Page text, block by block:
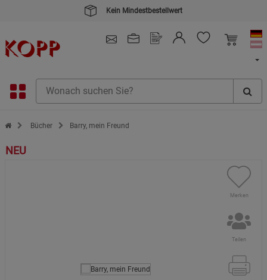
Kein Mindestbestellwert
Zur Startseite des Kopp Verlag Online-Shop
Bücher Barry, mein Freund
NEU
Merken
Teilen